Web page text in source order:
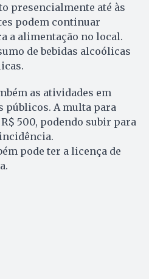
presencialmente até às
podem continuar
a alimentação no local.
de bebidas alcoólicas
as atividades em
públicos. A multa para
500, podendo subir para
pode ter a licença de